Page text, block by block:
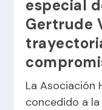
especial
Gertrude
La Asociación
concedido a